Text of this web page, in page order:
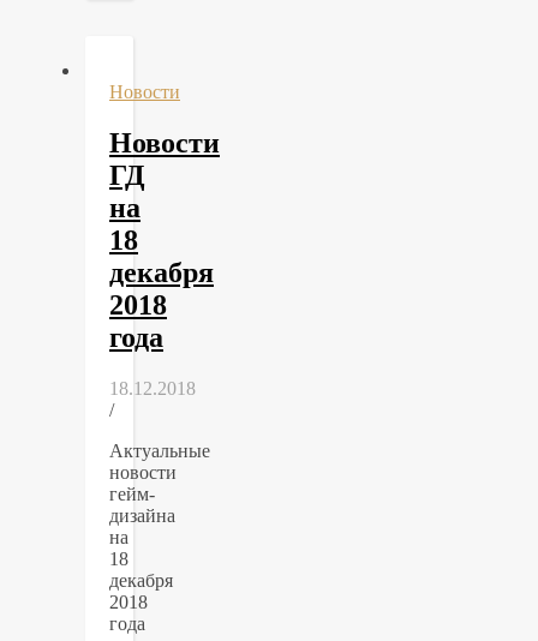
Новости
Новости
ГД
на
18
декабря
2018
года
18.12.2018
/
Актуальные
новости
гейм-
дизайна
на
18
декабря
2018
года